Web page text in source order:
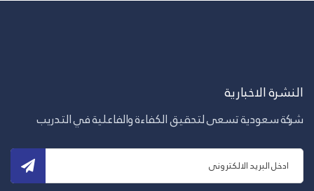
النشرة الاخبارية
شركة سعودية تسعى لتحقيق الكفاءة والفاعلية في التدريب